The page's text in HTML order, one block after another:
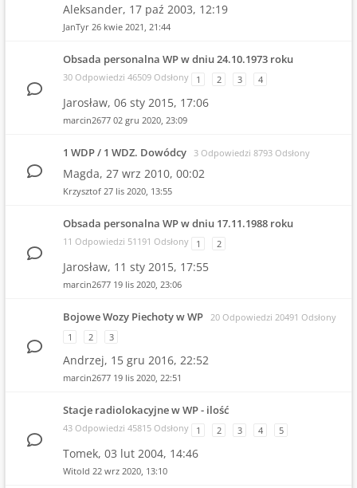
Aleksander, 17 paź 2003, 12:19
JanTyr 26 kwie 2021, 21:44
Obsada personalna WP w dniu 24.10.1973 roku
30 Odpowiedzi 46509 Odsłony 1 2 3 4
Jarosław, 06 sty 2015, 17:06
marcin2677 02 gru 2020, 23:09
1 WDP / 1 WDZ. Dowódcy 3 Odpowiedzi 8793 Odsłony
Magda, 27 wrz 2010, 00:02
Krzysztof 27 lis 2020, 13:55
Obsada personalna WP w dniu 17.11.1988 roku
11 Odpowiedzi 51191 Odsłony 1 2
Jarosław, 11 sty 2015, 17:55
marcin2677 19 lis 2020, 23:06
Bojowe Wozy Piechoty w WP 20 Odpowiedzi 20491 Odsłony
1
2 3
Andrzej, 15 gru 2016, 22:52
marcin2677 19 lis 2020, 22:51
Stacje radiolokacyjne w WP - ilość
43 Odpowiedzi 45815 Odsłony 1 2 3 4 5
Tomek, 03 lut 2004, 14:46
Witold 22 wrz 2020, 13:10